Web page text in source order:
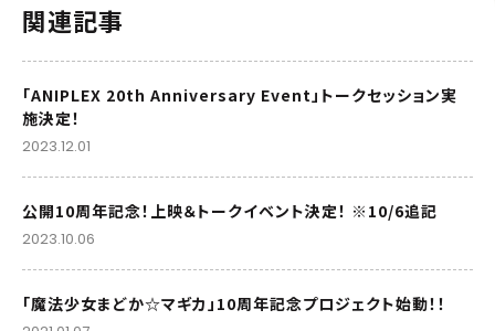
関連記事
「ANIPLEX 20th Anniversary Event」トークセッション実
施決定！
2023.12.01
公開10周年記念！上映＆トークイベント決定！ ※10/6追記
2023.10.06
「魔法少女まどか☆マギカ」10周年記念プロジェクト始動！！